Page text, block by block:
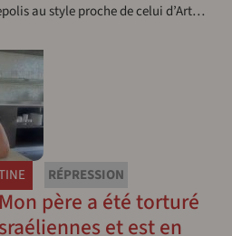
au style proche de celui d’Art…
RÉPRESSION
père a été torturé
et est en